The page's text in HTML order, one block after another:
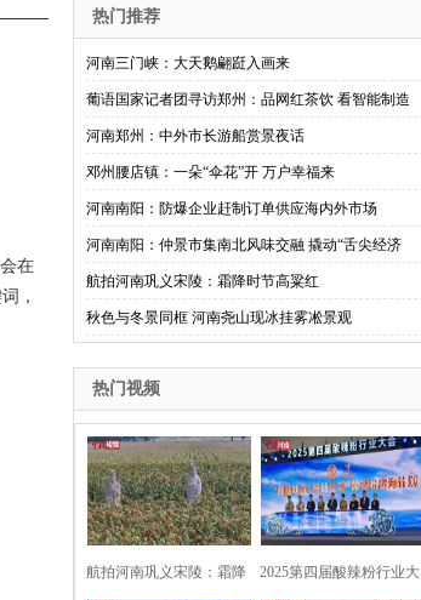
在
，
热门推荐
河南三门峡：大天鹅翩跹入画来
葡语国家记者团寻访郑州：品网红茶饮 看智能制造
河南郑州：中外市长游船赏景夜话
邓州腰店镇：一朵“伞花”开 万户幸福来
河南南阳：防爆企业赶制订单供应海内外市场
河南南阳：仲景市集南北风味交融 撬动“舌尖经济
航拍河南巩义宋陵：霜降时节高粱红
秋色与冬景同框 河南尧山现冰挂雾凇景观
热门视频
航拍河南巩义宋陵：霜降 2025第四届酸辣粉行业大